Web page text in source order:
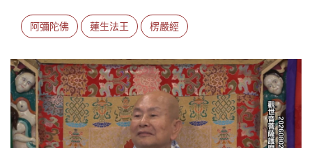
阿彌陀佛 蓮生法王 楞嚴經